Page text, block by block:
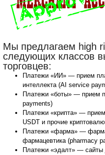
Мы предлагаем high
следующих классов
торговцев:
Платежи «ИИ» — прием
интеллекта (AI service
Платежи «боты» — прием
payments)
Платежи «крипта» —
USDT и прочие
Платежи «фарма» —
фармацевтика (pharmacy
Платежи «эдалт» —